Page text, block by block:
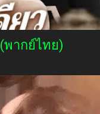
(พากย์ไทย)